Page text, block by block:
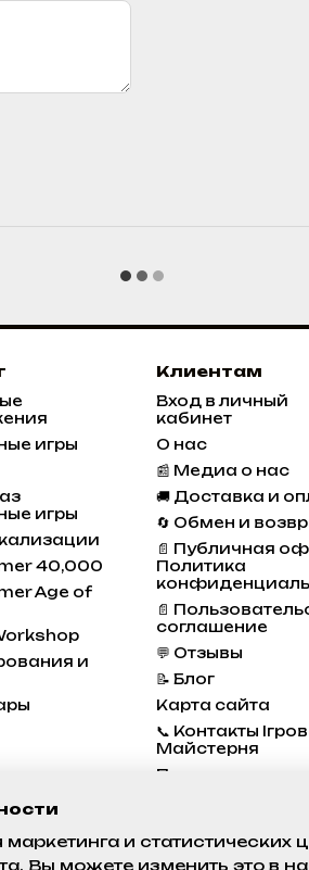
игры
игры
40,000
Age of
и
Клиентам
Вход в личный
кабинет
О нас
📰 Медиа о нас
🚚 Доставка и
🔄 Обмен и
📄 Публичная
Политика
📄
соглашение
💬 Отзывы
📝 Блог
Карта сайта
📞 Контакты
Майстерня
Программа
Мы в соцсетях
и статистических
Вы можете изменить это в